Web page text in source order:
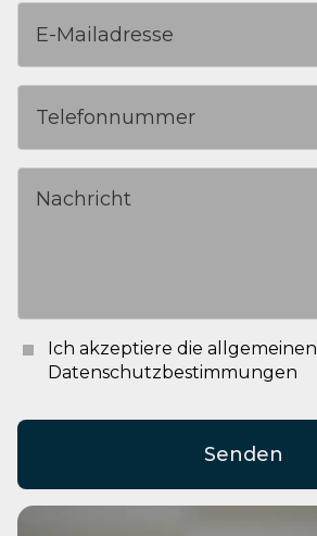
Ich akzeptiere die allgemeinen
Datenschutzbestimmungen